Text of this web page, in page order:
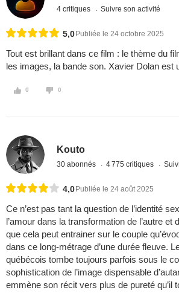
4 critiques Suivre son activité
5,0 Publiée le 24 octobre 2025
Tout est brillant dans ce film : le thème du
les images, la bande son. Xavier Dolan est
0 0
Kouto
30 abonnés 4 775 critiques
4,0 Publiée le 24 août 2025
Ce n’est pas tant la question de l’identité
l’amour dans la transformation de l’autre et
que cela peut entrainer sur le couple
dans ce long-métrage d’une durée fleuve.
québécois tombe toujours parfois sous le
sophistication de l’image dispensable
emmène son récit vers plus de pureté qu’il